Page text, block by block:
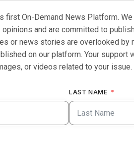
first On-Demand News Platform.
and are committed to
or news stories are overlooked by
on our platform. Your support
or videos related to your issue.
LAST NAME